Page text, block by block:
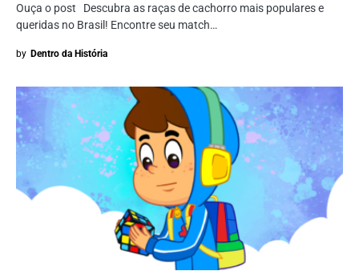
Ouça o post Descubra as raças de cachorro mais populares e
queridas no Brasil! Encontre seu match…
by Dentro da História